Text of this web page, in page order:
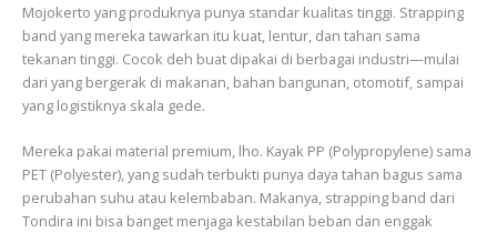
Mojokerto yang produknya punya standar kualitas tinggi. Strapping
band yang mereka tawarkan itu kuat, lentur, dan tahan sama
tekanan tinggi. Cocok deh buat dipakai di berbagai industri—mulai
dari yang bergerak di makanan, bahan bangunan, otomotif, sampai
yang logistiknya skala gede.
Mereka pakai material premium, lho. Kayak PP (Polypropylene) sama
PET (Polyester), yang sudah terbukti punya daya tahan bagus sama
perubahan suhu atau kelembaban. Makanya, strapping band dari
Tondira ini bisa banget menjaga kestabilan beban dan enggak